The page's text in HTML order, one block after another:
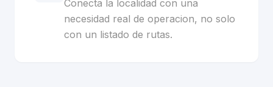
Conecta la localidad con una
necesidad real de operacion, no solo
con un listado de rutas.